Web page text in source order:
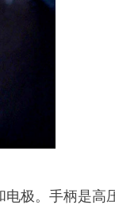
极。手柄是高